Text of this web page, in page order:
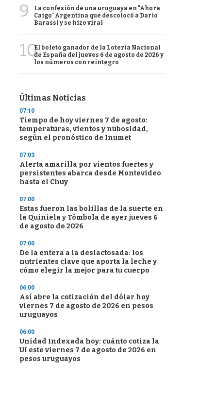
9
La confesión de una uruguaya en "Ahora
Caigo" Argentina que descolocó a Darío
Barassi y se hizo viral
10El boleto ganador de la Lotería Nacional
de España del jueves 6 de agosto de 2026 y
los números con reintegro
Últimas Noticias
07:10
Tiempo de hoy viernes 7 de agosto:
temperaturas, vientos y nubosidad,
según el pronóstico de Inumet
07:03
Alerta amarilla por vientos fuertes y
persistentes abarca desde Montevideo
hasta el Chuy
07:00
Estas fueron las bolillas de la suerte en
la Quiniela y Tómbola de ayer jueves 6
de agosto de 2026
07:00
De la entera a la deslactosada: los
nutrientes clave que aporta la leche y
cómo elegir la mejor para tu cuerpo
06:00
Así abre la cotización del dólar hoy
viernes 7 de agosto de 2026 en pesos
uruguayos
06:00
Unidad Indexada hoy: cuánto cotiza la
UI este viernes 7 de agosto de 2026 en
pesos uruguayos